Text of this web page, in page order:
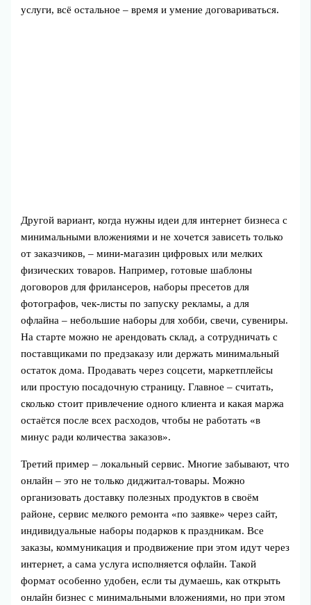
услуги, всё остальное – время и умение договариваться.
Другой вариант, когда нужны идеи для интернет бизнеса с
минимальными вложениями и не хочется зависеть только
от заказчиков, – мини-магазин цифровых или мелких
физических товаров. Например, готовые шаблоны
договоров для фрилансеров, наборы пресетов для
фотографов, чек-листы по запуску рекламы, а для
офлайна – небольшие наборы для хобби, свечи, сувениры.
На старте можно не арендовать склад, а сотрудничать с
поставщиками по предзаказу или держать минимальный
остаток дома. Продавать через соцсети, маркетплейсы
или простую посадочную страницу. Главное – считать,
сколько стоит привлечение одного клиента и какая маржа
остаётся после всех расходов, чтобы не работать «в
минус ради количества заказов».
Третий пример – локальный сервис. Многие забывают, что
онлайн – это не только диджитал-товары. Можно
организовать доставку полезных продуктов в своём
районе, сервис мелкого ремонта «по заявке» через сайт,
индивидуальные наборы подарков к праздникам. Все
заказы, коммуникация и продвижение при этом идут через
интернет, а сама услуга исполняется офлайн. Такой
формат особенно удобен, если ты думаешь, как открыть
онлайн бизнес с минимальными вложениями, но при этом